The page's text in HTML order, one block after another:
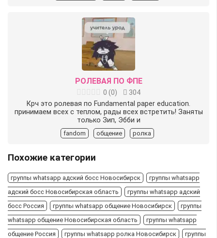
РОЛЕВАЯ ПО ФПЕ
0 (0)
304
Крч это ролевая по Fundamental paper education.
принимаем всех с теплом, рады всех встретить! Заняты
только Зип, Эбби и
fandom общение ролка
Похожие категории
группы whatsapp адский босс Новосибирск
группы whatsapp
адский босс Новосибирская область
группы whatsapp адский
босс Россия
группы whatsapp общение Новосибирск
группы
whatsapp общение Новосибирская область
группы whatsapp
общение Россия
группы whatsapp ролка Новосибирск
группы